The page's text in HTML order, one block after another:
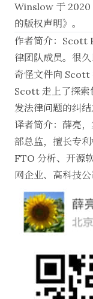
Winslow 于 2020
的版权声明》。
作者简介：Scott
律团队成员。很
奇怪文件向 Scott
Scott 走上了探索
发法律问题的纠结
译者简介：薛亮
部总监，擅长专利
FTO 分析、开源
网企业、高科技